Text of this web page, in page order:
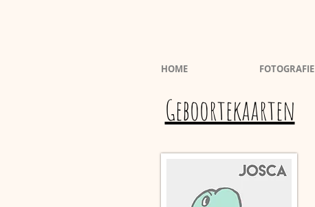
Geboortekaarten
HOME FOTOGRAFIE